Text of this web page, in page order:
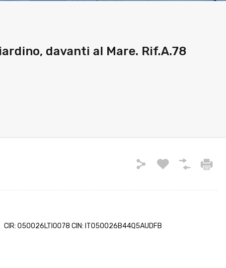
davanti al Mare. Rif.A.78
CIR: 050026LTI0078 CIN: IT050026B44Q5AUDFB